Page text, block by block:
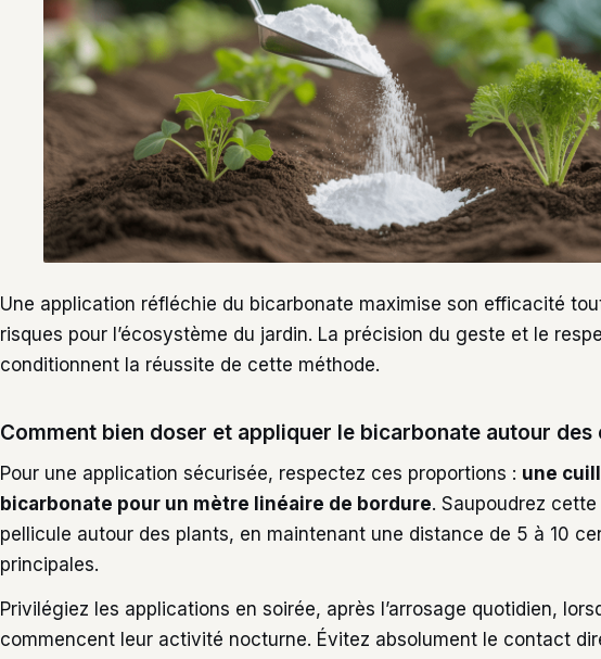
Une application réfléchie du bicarbonate maximise son efficacité
risques pour l’écosystème du jardin. La précision du geste et le
conditionnent la réussite de cette méthode.
Comment bien doser et appliquer le bicarbonate autour des
Pour une application sécurisée, respectez ces proportions : une
bicarbonate pour un mètre linéaire de bordure. Saupoudrez
pellicule autour des plants, en maintenant une distance de 5 à 10
principales.
Privilégiez les applications en soirée, après l’arrosage quotidien,
commencent leur activité nocturne. Évitez absolument le contact